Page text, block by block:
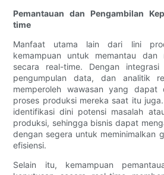
Pemantauan dan Pengambilan
time
Manfaat utama lain dari lini
kemampuan untuk memantau dan
secara real-time. Dengan
pengumpulan data, dan analitik
memperoleh wawasan yang dapat
proses produksi mereka saat itu
identifikasi dini potensi masalah
produksi, sehingga bisnis dapat
dengan segera untuk meminimalkan
efisiensi.
Selain itu, kemampuan